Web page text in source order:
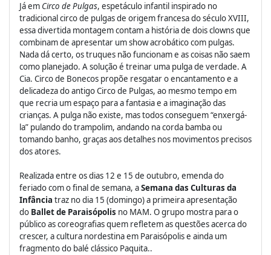
Já em Circo de Pulgas, espetáculo infantil inspirado no
tradicional circo de pulgas de origem francesa do século XVIII,
essa divertida montagem contam a história de dois clowns que
combinam de apresentar um show acrobático com pulgas.
Nada dá certo, os truques não funcionam e as coisas não saem
como planejado. A solução é treinar uma pulga de verdade. A
Cia. Circo de Bonecos propõe resgatar o encantamento e a
delicadeza do antigo Circo de Pulgas, ao mesmo tempo em
que recria um espaço para a fantasia e a imaginação das
crianças. A pulga não existe, mas todos conseguem “enxergá-
la” pulando do trampolim, andando na corda bamba ou
tomando banho, graças aos detalhes nos movimentos precisos
dos atores.
Realizada entre os dias 12 e 15 de outubro, emenda do
feriado com o final de semana, aSemana das Culturas da
Infância traz no dia 15 (domingo) a primeira apresentação
do Ballet de Paraisópolis no MAM. O grupo mostra para o
público as coreografias quem refletem as questões acerca do
crescer, a cultura nordestina em Paraisópolis e ainda um
fragmento do balé clássico Paquita..